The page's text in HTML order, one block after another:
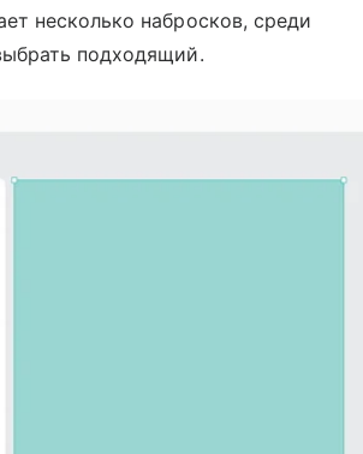
несколько набросков, среди
подходящий.